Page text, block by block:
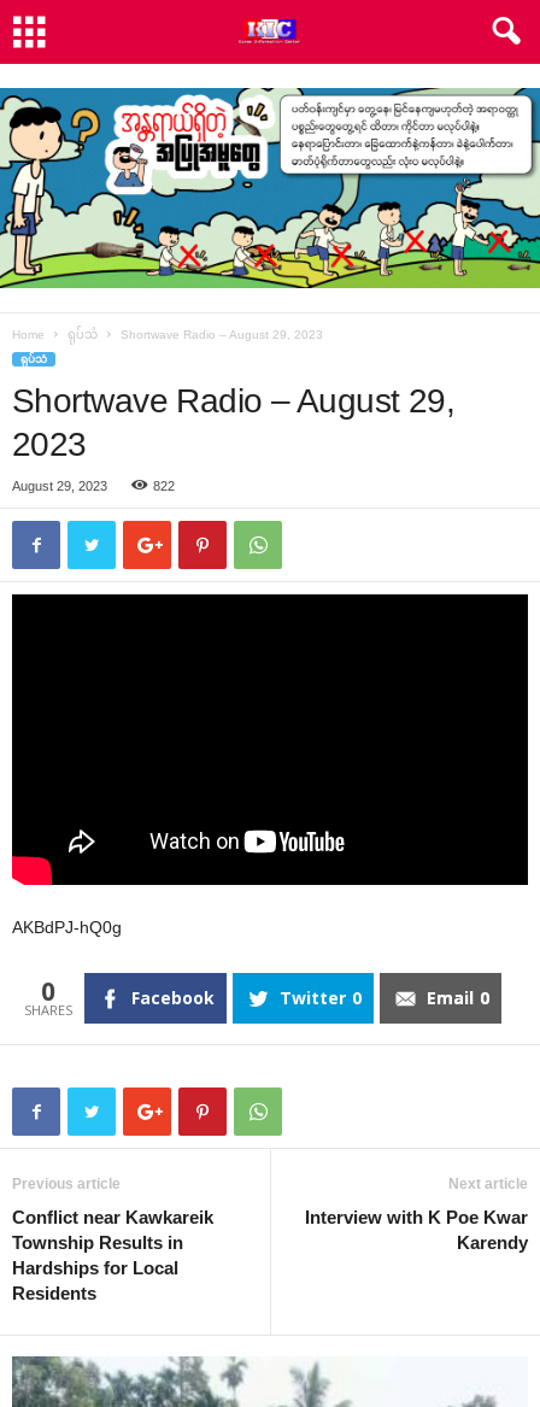
Home ရုပ်သံ Shortwave Radio – August 29, 2023
ရုပ်သံ
Shortwave Radio – August 29,
2023
August 29, 2023 822
AKBdPJ-hQ0g
0 Facebook Twitter 0 Email 0
Previous article
Conflict near Kawkareik
Township Results in
Hardships for Local
Residents
Next article
Interview with K Poe Kwar
Karendy